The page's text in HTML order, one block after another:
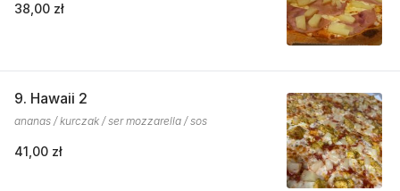
38,00 zł
9. Hawaii 2
ananas / kurczak / ser mozzarella / sos
41,00 zł